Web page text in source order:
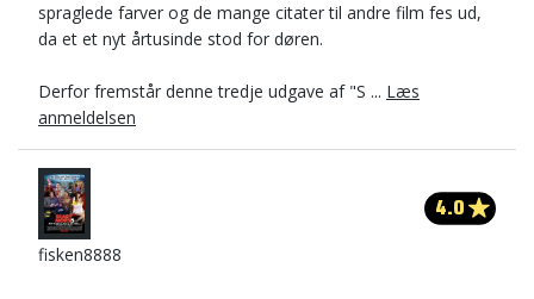
spraglede farver og de mange citater til andre film fes ud,
da et et nyt årtusinde stod for døren.
Derfor fremstår denne tredje udgave af "S ... Læs
anmeldelsen
fisken8888
4.0